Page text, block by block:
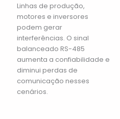
Linhas de produção,
motores e inversores
podem gerar
interferências. O sinal
balanceado RS-485
aumenta a confiabilidade e
diminui perdas de
comunicação nesses
cenários.